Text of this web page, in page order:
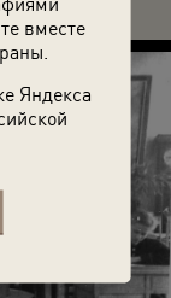
вместе
Яндекса